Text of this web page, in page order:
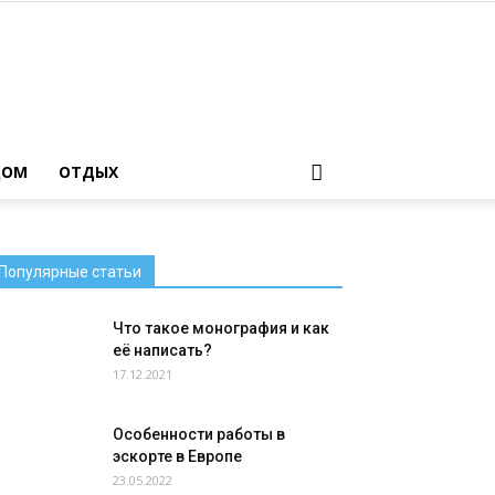
ОТДЫХ
Популярные статьи
Что такое монография и как
её написать?
17.12.2021
Особенности работы в
эскорте в Европе
23.05.2022